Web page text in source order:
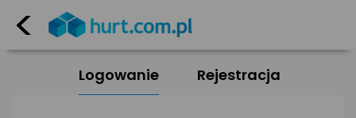
<
Logowanie Rejestracja